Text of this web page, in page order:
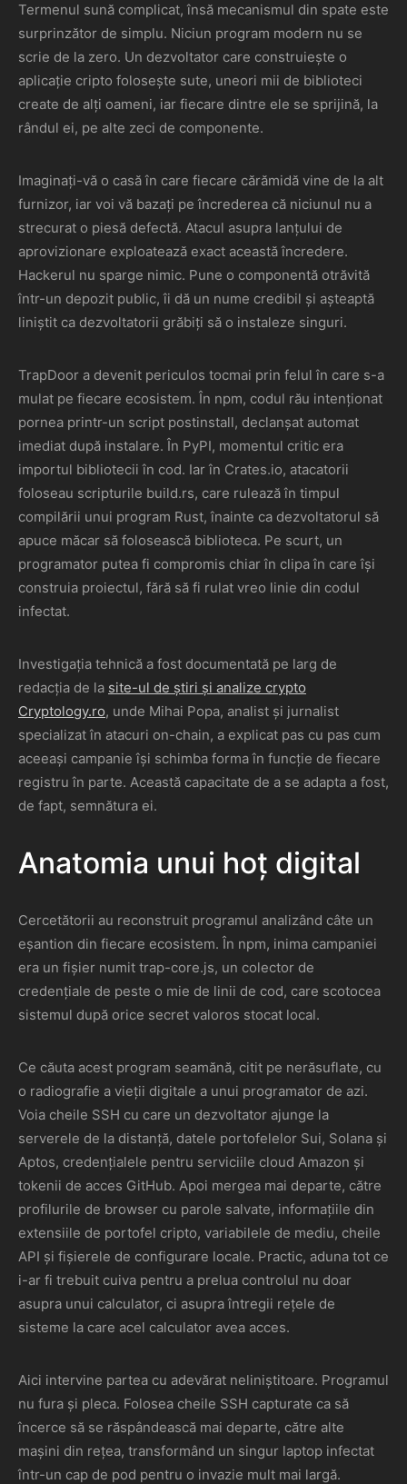
Termenul sună complicat, însă mecanismul din spate este
surprinzător de simplu. Niciun program modern nu se
scrie de la zero. Un dezvoltator care construiește o
aplicație cripto folosește sute, uneori mii de biblioteci
create de alți oameni, iar fiecare dintre ele se sprijină, la
rândul ei, pe alte zeci de componente.
Imaginați-vă o casă în care fiecare cărămidă vine de la alt
furnizor, iar voi vă bazați pe încrederea că niciunul nu a
strecurat o piesă defectă. Atacul asupra lanțului de
aprovizionare exploatează exact această încredere.
Hackerul nu sparge nimic. Pune o componentă otrăvită
într-un depozit public, îi dă un nume credibil și așteaptă
liniștit ca dezvoltatorii grăbiți să o instaleze singuri.
TrapDoor a devenit periculos tocmai prin felul în care s-a
mulat pe fiecare ecosistem. În npm, codul rău intenționat
pornea printr-un script postinstall, declanșat automat
imediat după instalare. În PyPI, momentul critic era
importul bibliotecii în cod. Iar în Crates.io, atacatorii
foloseau scripturile build.rs, care rulează în timpul
compilării unui program Rust, înainte ca dezvoltatorul să
apuce măcar să folosească biblioteca. Pe scurt, un
programator putea fi compromis chiar în clipa în care își
construia proiectul, fără să fi rulat vreo linie din codul
infectat.
Investigația tehnică a fost documentată pe larg de
redacția de la site-ul de știri și analize crypto
Cryptology.ro, unde Mihai Popa, analist și jurnalist
specializat în atacuri on-chain, a explicat pas cu pas cum
aceeași campanie își schimba forma în funcție de fiecare
registru în parte. Această capacitate de a se adapta a fost,
de fapt, semnătura ei.
Anatomia unui hoț digital
Cercetătorii au reconstruit programul analizând câte un
eșantion din fiecare ecosistem. În npm, inima campaniei
era un fișier numit trap-core.js, un colector de
credențiale de peste o mie de linii de cod, care scotocea
sistemul după orice secret valoros stocat local.
Ce căuta acest program seamănă, citit pe nerăsuflate, cu
o radiografie a vieții digitale a unui programator de azi.
Voia cheile SSH cu care un dezvoltator ajunge la
serverele de la distanță, datele portofelelor Sui, Solana și
Aptos, credențialele pentru serviciile cloud Amazon și
tokenii de acces GitHub. Apoi mergea mai departe, către
profilurile de browser cu parole salvate, informațiile din
extensiile de portofel cripto, variabilele de mediu, cheile
API și fișierele de configurare locale. Practic, aduna tot ce
i-ar fi trebuit cuiva pentru a prelua controlul nu doar
asupra unui calculator, ci asupra întregii rețele de
sisteme la care acel calculator avea acces.
Aici intervine partea cu adevărat neliniștitoare. Programul
nu fura și pleca. Folosea cheile SSH capturate ca să
încerce să se răspândească mai departe, către alte
mașini din rețea, transformând un singur laptop infectat
într-un cap de pod pentru o invazie mult mai largă.